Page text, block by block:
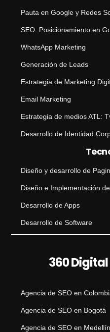
Pauta en Google y Redes
SEO: Posicionamiento en
WhatsApp Marketing
Generación de Leads
Estrategia de Marketing
Email Marketing
Estrategia de medios ATL:
Desarrollo de Identidad
Diseño y desarrollo de
Diseño e Implementación
Desarrollo de Apps
Desarrollo de Software
360
Agencia de SEO en
Agencia de SEO en Bogotá
Agencia de SEO en Medellín